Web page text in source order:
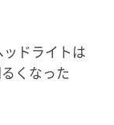
ドライトは
くなった